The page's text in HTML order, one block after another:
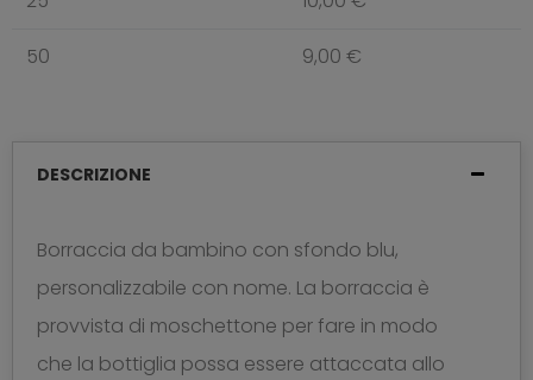
50 9,00 €
DESCRIZIONE
Borraccia da bambino con sfondo blu,
personalizzabile con nome. La borraccia è
provvista di moschettone per fare in modo
che la bottiglia possa essere attaccata allo